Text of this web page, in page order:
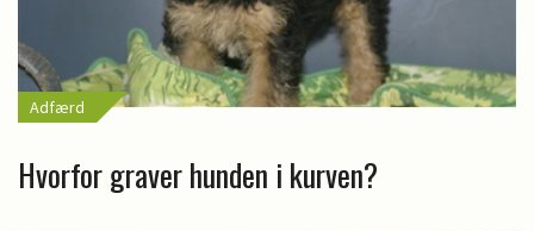
Adfærd
Hvorfor graver hunden i kurven?